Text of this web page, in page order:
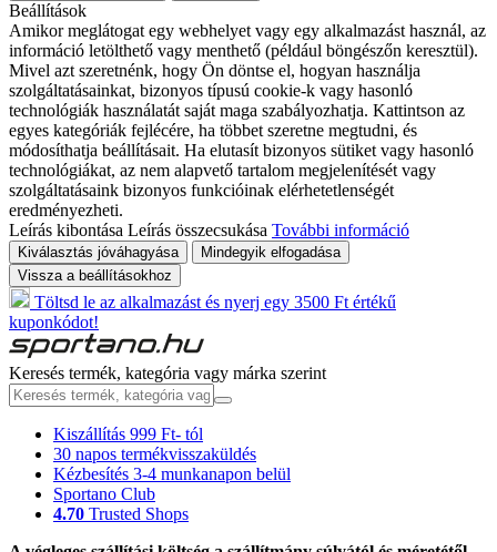
Beállítások
Amikor meglátogat egy webhelyet vagy egy alkalmazást használ, az
információ letölthető vagy menthető (például böngészőn keresztül).
Mivel azt szeretnénk, hogy Ön döntse el, hogyan használja
szolgáltatásainkat, bizonyos típusú cookie-k vagy hasonló
technológiák használatát saját maga szabályozhatja. Kattintson az
egyes kategóriák fejlécére, ha többet szeretne megtudni, és
módosíthatja beállításait. Ha elutasít bizonyos sütiket vagy hasonló
technológiákat, az nem alapvető tartalom megjelenítését vagy
szolgáltatásaink bizonyos funkcióinak elérhetetlenségét
eredményezheti.
Leírás kibontása Leírás összecsukása További információ
Kiválasztás jóváhagyása
Mindegyik elfogadása
Vissza a beállításokhoz
Töltsd le az alkalmazást és nyerj egy 3500 Ft értékű
kuponkódot!
Keresés termék, kategória vagy márka szerint
Kiszállítás 999 Ft- tól
30 napos termékvisszaküldés
Kézbesítés 3-4 munkanapon belül
Sportano Club
4.70 Trusted Shops